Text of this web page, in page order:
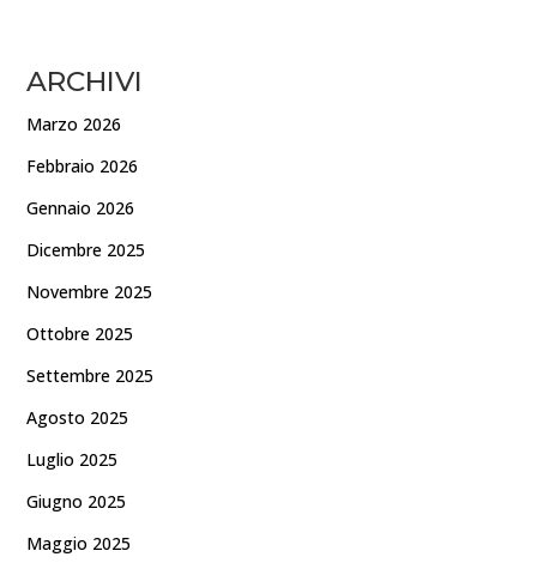
ARCHIVI
Marzo 2026
Febbraio 2026
Gennaio 2026
Dicembre 2025
Novembre 2025
Ottobre 2025
Settembre 2025
Agosto 2025
Luglio 2025
Giugno 2025
Maggio 2025